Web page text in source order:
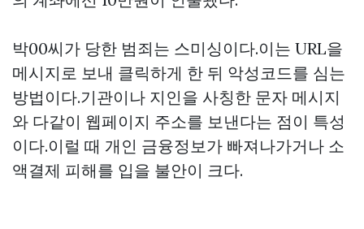
박00씨가 당한 범죄는 스미싱이다.이는 URL을
메시지로 보내 클릭하게 한 뒤 악성코드를 심는
방법이다.기관이나 지인을 사칭한 문자 메시지
와 다같이 웹페이지 주소를 보낸다는 점이 특성
이다.이럴 때 개인 금융정보가 빠져나가거나 소
액결제 피해를 입을 불안이 크다.